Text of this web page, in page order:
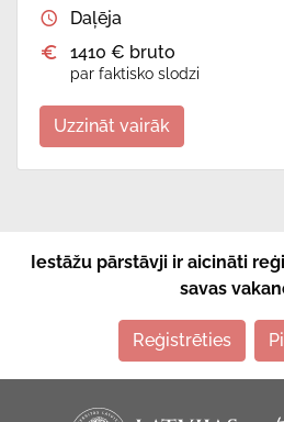
Daļēja
1410 € bruto
par faktisko slodzi
Uzzināt vairāk
Iestāžu pārstāvji ir aicināti
savas
Reģistrēties